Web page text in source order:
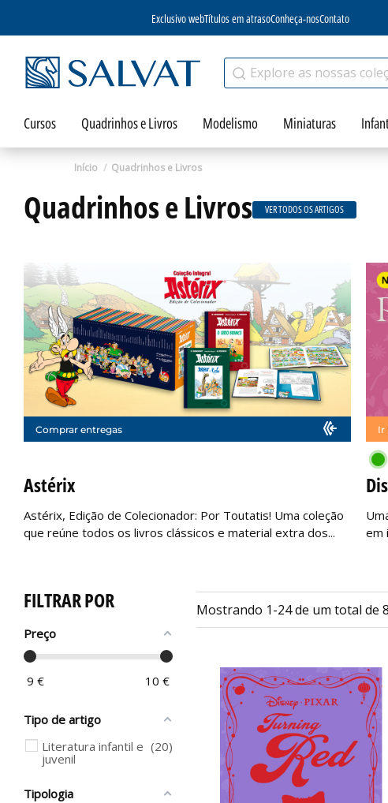
Exclusivo webTítulos em atrasoConheça-nosContato
Cursos Quadrinhos e Livros Modelismo Miniaturas
Início Quadrinhos e Livros
Quadrinhos e Livros VER TODOS OS ARTIGOS
Comprar entregas
Astérix
Astérix, Edição de Colecionador: Por Toutatis! Uma coleção
que reúne todos os livros clássicos e material extra dos...
Ir
em
Mostrando 1-24 de um total de
FILTRAR POR
Preço
9 € 10 €
Tipo de artigo
Literatura infantil e
juvenil
20
Tipologia